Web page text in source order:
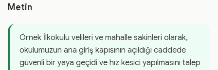
Metin
Örnek İlkokulu velileri ve mahalle sakinleri olarak,
okulumuzun ana giriş kapısının açıldığı caddede
güvenli bir yaya geçidi ve hız kesici yapılmasını talep